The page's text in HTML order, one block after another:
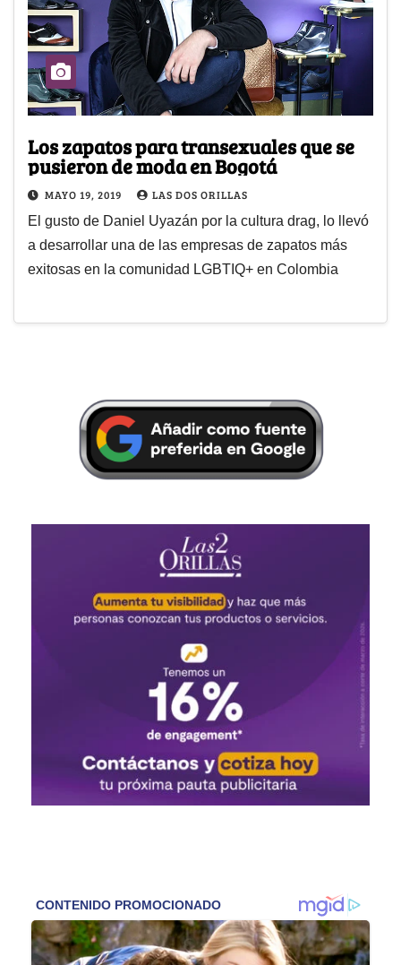
Los zapatos para transexuales que se
pusieron de moda en Bogotá
MAYO 19, 2019 LAS DOS ORILLAS
El gusto de Daniel Uyazán por la cultura drag, lo llevó
a desarrollar una de las empresas de zapatos más
exitosas en la comunidad LGBTIQ+ en Colombia